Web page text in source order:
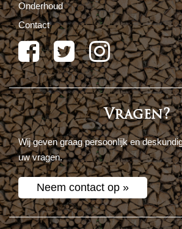
Onderhoud
Contact
Vragen?
Wij geven graag persoonlijk en
uw vragen.
Neem contact op »